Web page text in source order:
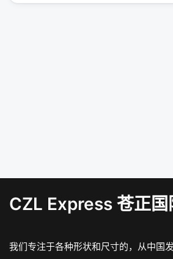
CZL Express 苍正国
我们专注于各种形状和尺寸的，从中国